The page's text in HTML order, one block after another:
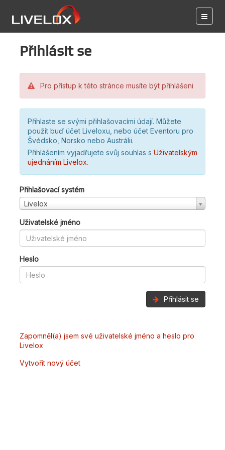
Přihlásit se
Pro přístup k této stránce musíte být přihlášeni
Přihlaste se svými přihlašovacími údají. Můžete
použít buď účet Liveloxu, nebo účet Eventoru pro
Švédsko, Norsko nebo Austrálii.
Přihlášením vyjadřujete svůj souhlas s Uživatelským
ujednáním Livelox.
Přihlašovací systém
Livelox
Uživatelské jméno
Heslo
Přihlásit se
Zapomněl(a) jsem své uživatelské jméno a heslo pro
Livelox
Vytvořit nový účet